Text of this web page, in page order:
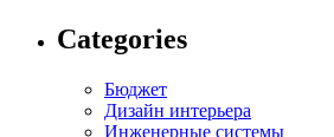
Categories
Бюджет
Дизайн интерьера
Инженерные системы